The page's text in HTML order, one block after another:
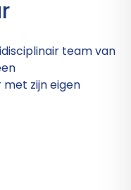
team van
zijn eigen